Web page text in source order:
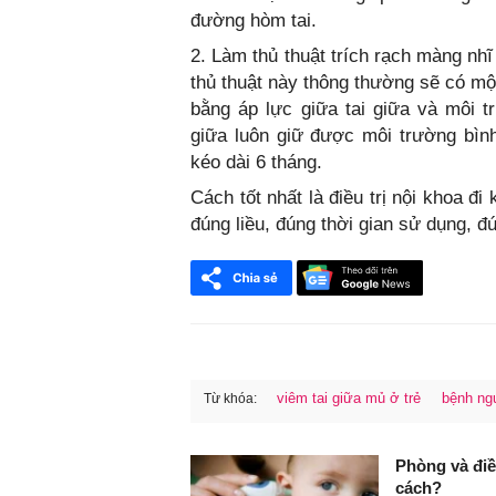
đường hòm tai.
2. Làm thủ thuật trích rạch màng
thủ thuật này thông thường sẽ có
bằng áp lực giữa tai giữa và môi
giữa luôn giữ được môi trường
kéo dài 6 tháng.
Cách tốt nhất là điều trị nội khoa
đúng liều, đúng thời gian sử dụng,
Từ khóa: viêm tai giữa mủ ở trẻ bệnh
Phòng và
cách?